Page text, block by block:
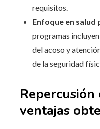
requisitos.
Enfoque en salud
programas
del acoso y
de la seguridad
ventajas